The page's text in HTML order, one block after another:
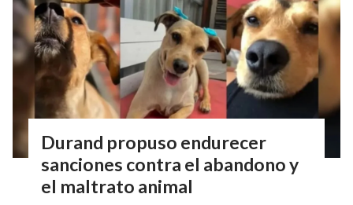
Durand propuso endurecer
sanciones contra el abandono y
el maltrato animal